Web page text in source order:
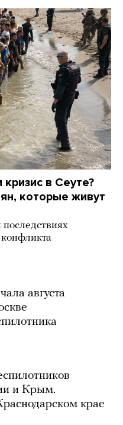
в Сеуте?
которые живут
августа
и Крым.
крае